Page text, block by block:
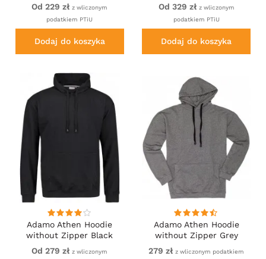
Od 229 zł z wliczonym
podatkiem PTiU
Dodaj do koszyka
Od 329 zł z wliczonym
podatkiem PTiU
Dodaj do koszyka
Adamo Athen Hoodie
without Zipper Black
Od 279 zł z wliczonym
Adamo Athen Hoodie
without Zipper Grey
279 zł z wliczonym podatkiem